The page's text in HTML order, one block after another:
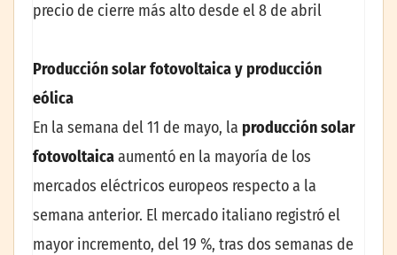
precio de cierre más alto desde el 8 de abril
Producción solar fotovoltaica y producción
eólica
En la semana del 11 de mayo, la producción solar
fotovoltaicaaumentó en la mayoría de los
mercados eléctricos europeos respecto a la
semana anterior. El mercado italiano registró el
mayor incremento, del 19 %, tras dos semanas de